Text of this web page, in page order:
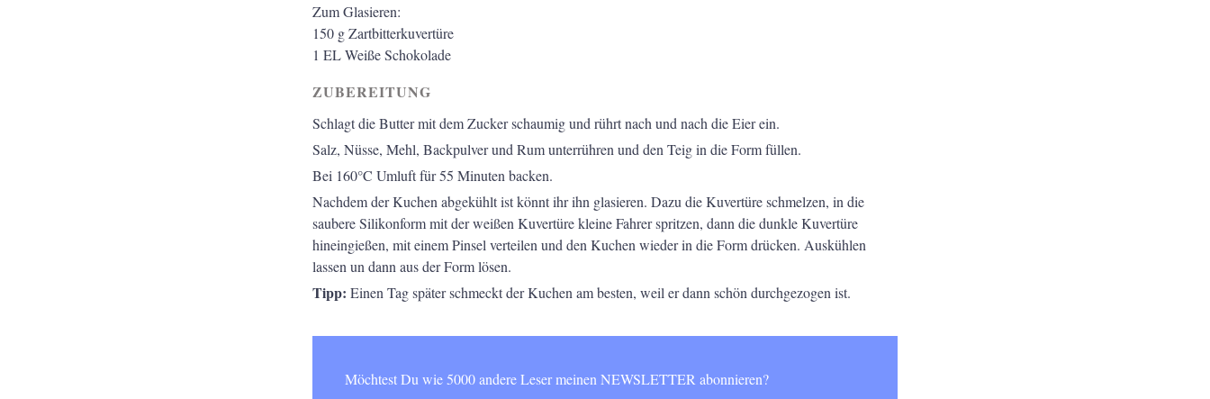
Zum Glasieren:
150 gZartbitterkuvertüre
1 ELWeiße Schokolade
ZUBEREITUNG
Schlagt die Butter mit dem Zucker schaumig und rührt nach und nach die Eier ein.
Salz, Nüsse, Mehl, Backpulver und Rum unterrühren und den Teig in die Form füllen.
Bei 160°C Umluft für 55 Minuten backen.
Nachdem der Kuchen abgekühlt ist könnt ihr ihn glasieren. Dazu die Kuvertüre schmelzen, in die
saubere Silikonform mit der weißen Kuvertüre kleine Fahrer spritzen, dann die dunkle Kuvertüre
hineingießen, mit einem Pinsel verteilen und den Kuchen wieder in die Form drücken. Auskühlen
lassen un dann aus der Form lösen.
Tipp: Einen Tag später schmeckt der Kuchen am besten, weil er dann schön durchgezogen ist.
Möchtest Du wie 5000 andere Leser meinen NEWSLETTER abonnieren?